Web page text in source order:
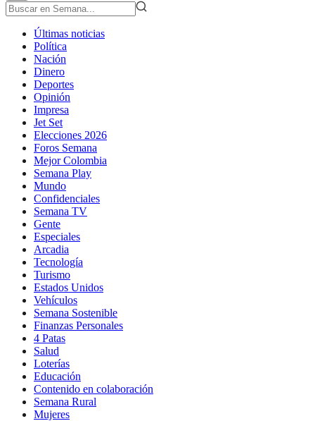
Últimas noticias
Política
Nación
Dinero
Deportes
Opinión
Impresa
Jet Set
Elecciones 2026
Foros Semana
Mejor Colombia
Semana Play
Mundo
Confidenciales
Semana TV
Gente
Especiales
Arcadia
Tecnología
Turismo
Estados Unidos
Vehículos
Semana Sostenible
Finanzas Personales
4 Patas
Salud
Loterías
Educación
Contenido en colaboración
Semana Rural
Mujeres